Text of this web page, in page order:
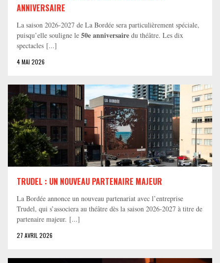
ANNIVERSAIRE
La saison 2026-2027 de La Bordée sera particulièrement spéciale,
puisqu’elle souligne le 50e anniversaire du théâtre. Les dix
spectacles [...]
4 MAI 2026
TRUDEL : UN NOUVEAU PARTENAIRE MAJEUR
La Bordée annonce un nouveau partenariat avec l’entreprise
Trudel, qui s’associera au théâtre dès la saison 2026-2027 à titre de
partenaire majeur. [...]
27 AVRIL 2026